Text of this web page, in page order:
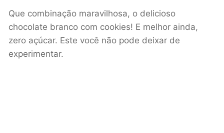
Que combinação maravilhosa, o delicioso
chocolate branco com cookies! E melhor ainda,
zero açúcar. Este você não pode deixar de
experimentar.